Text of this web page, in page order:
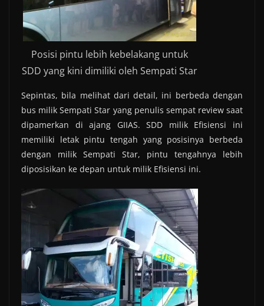
Posisi pintu lebih kebelakang untuk
SDD yang kini dimiliki oleh Sempati Star
Sepintas, bila melihat dari detail, ini berbeda dengan
bus milik Sempati Star yang penulis sempat review saat
dipamerkan di ajang GIIAS. SDD milik Efisiensi ini
memiliki letak pintu tengah yang posisinya berbeda
dengan milik Sempati Star, pintu tengahnya lebih
diposisikan ke depan untuk milik Efisiensi ini.